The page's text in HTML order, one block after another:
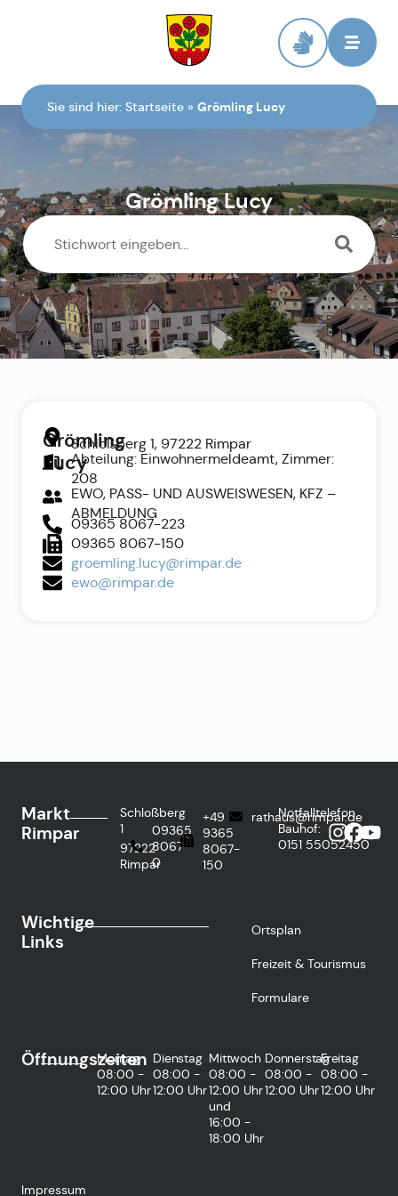
Sie sind hier: Startseite » Grömling Lucy
Grömling Lucy
Grömling
Lucy
Schloßberg 1, 97222 Rimpar
Abteilung: Einwohnermeldeamt, Zimmer:
208
EWO, PASS- UND AUSWEISWESEN, KFZ –
ABMELDUNG
09365 8067-223
09365 8067-150
groemling.lucy@rimpar.de
ewo@rimpar.de
Markt
Rimpar
Schloßberg
1
97222
Rimpar
09365
8067-
0
+49
9365
8067-
150
rathaus@rimpar.de
Notfalltelefon
Bauhof:
0151 55052450
Wichtige
Links
Ortsplan
Freizeit & Tourismus
Formulare
Öffnungszeiten
Montag
08:00 -
12:00 Uhr
Dienstag
08:00 -
12:00 Uhr
Mittwoch
08:00 -
12:00 Uhr
und
16:00 -
18:00 Uhr
Donnerstag
08:00 -
12:00 Uhr
Freitag
08:00 -
12:00 Uhr
Impressum